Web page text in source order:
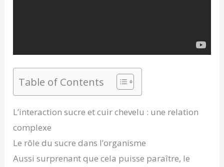
Table of Contents
L’interaction sucre et cuir chevelu : une relation
complexe
Le rôle du sucre dans l’organisme
Aussi surprenant que cela puisse paraître, le